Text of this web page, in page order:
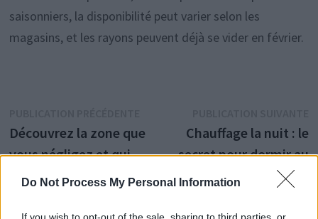
Do Not Process My Personal Information
saisonniers, la disponibilité peut varier selon les
magasins, et les rayons peuvent déjà se vider en février.
de
précédente :
Découvrez la zone que
vous négligez et qui
cache microbes et
Chauffage la nuit : le
secret pour dormir au
chaud sans faire